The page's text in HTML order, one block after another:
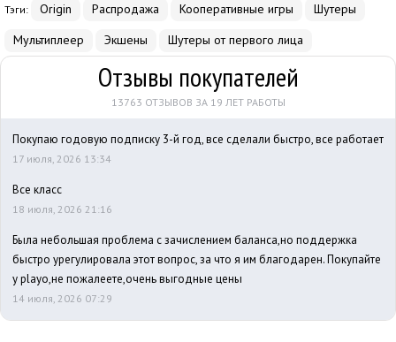
Тэги: Origin Распродажа Кооперативные игры
Шутеры
Мультиплеер
Экшены Шутеры от первого лица
Отзывы покупателей
13763 ОТЗЫВОВ ЗА 19 ЛЕТ РАБОТЫ
Покупаю годовую подписку 3-й год, все сделали быстро, все работает
17 июля, 2026 13:34
Все класс
18 июля, 2026 21:16
Была небольшая проблема с зачислением баланса,но поддержка
быстро урегулировала этот вопрос, за что я им благодарен. Покупайте
у playo,не пожалеете,очень выгодные цены
14 июля, 2026 07:29